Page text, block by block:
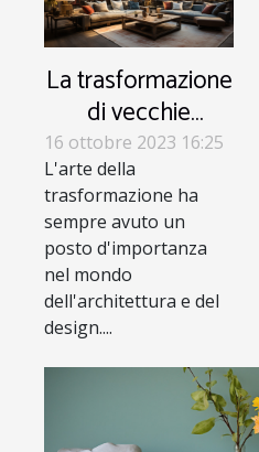
La trasformazione
di vecchie
fabbriche in loft di
lusso
16 ottobre 2023 16:25
L'arte della
trasformazione ha
sempre avuto un
posto d'importanza
nel mondo
dell'architettura e del
design....